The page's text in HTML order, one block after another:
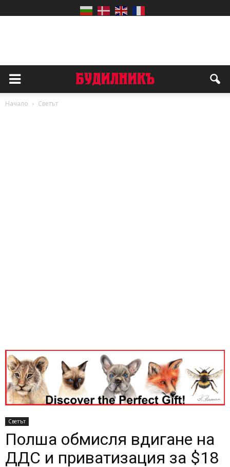
Начало Светът
Светът
Полша обмисля вдигане на
ДДС и приватизация за $18